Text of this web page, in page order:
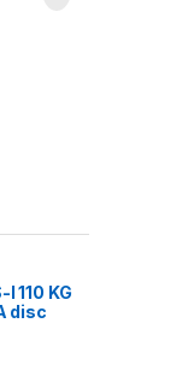
110 KG
disc